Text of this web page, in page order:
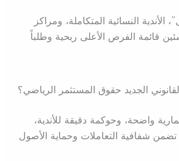
الأندية النسائية المتكاملة، ومراكز
قائمة الفرص الأعلى ربحية وطلباً
الجديد حقوق المستثمر الرياضي؟
واضحة، وحوكمة دقيقة للأندية،
شفافية التعاملات وحماية الأصول